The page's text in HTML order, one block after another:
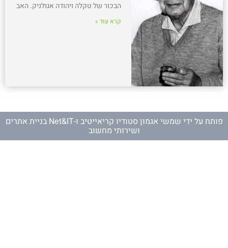
הבכור של טקלה ויהודה אגולניק. האב
קרא עוד »
פותח על ידי שמשי אגמון סטודיו קריאייטיב ו- Net&IT בניית אתרים
ושירותי מחשוב